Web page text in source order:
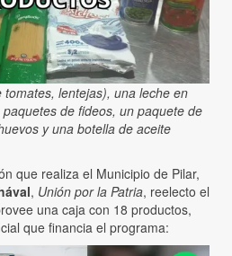
lentejas), una leche en
de fideos, un paquete de
y una botella de aceite
que realiza el Municipio de Pilar,
, Unión por la Patria, reelecto el
una caja con 18 productos,
que financia el programa: